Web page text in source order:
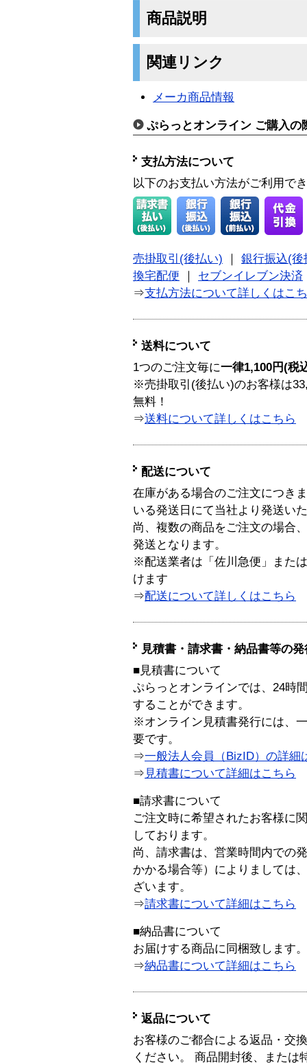
商品説明
関連リンク
メーカ商品情報
ぷらっとオンライン ご購入の
支払方法について
以下のお支払い方法がご利用で
売掛取引(後払い)
銀行振込(後
換宅配便
セブンイレブン決済
⇒支払方法について詳しくはこ
送料について
1つのご注文毎に一律1,100円(税
※売掛取引(後払い)のお客様は
無料！
⇒送料について詳しくはこちら
配送について
在庫がある場合のご注文につき
いる発送日にて当社より発送い
尚、複数の商品をご注文の場合
発送となります。
※配送業者は「佐川急便」また
けます
⇒配送について詳しくはこちら
見積書・請求書・納品書等の
■見積書について
ぷらっとオンラインでは、24時
することができます。
※オンライン見積書発行には、
要です。
⇒一般法人会員（BizID）の詳細
⇒ 見積書について詳細はこちら
■請求書について
ご注文時に希望されたお客様に
しております。
尚、請求書は、営業時間内での
かかる場合等）によりましては
ざいます。
⇒請求書について詳細はこちら
■納品書について
お届けする商品に同梱致します。
⇒納品書について詳細はこちら
返品について
お客様のご都合による返品・交
ください。 商品開封後、または